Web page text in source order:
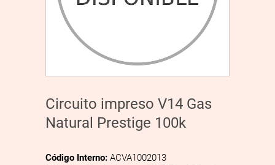
Circuito impreso V14 Gas
Natural Prestige 100k
Código Interno: ACVA1002013